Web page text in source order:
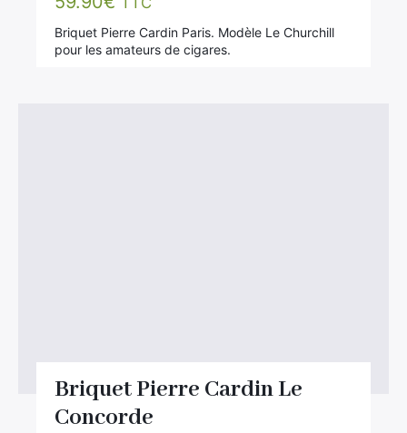
Briquet Pierre Cardin Paris. Modèle Le Churchill
pour les amateurs de cigares.
Briquet Pierre Cardin Le
Concorde